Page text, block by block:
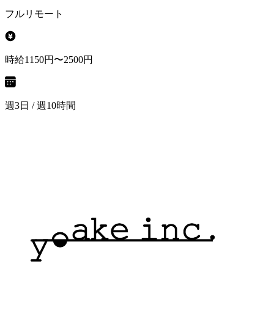
フルリモート
時給1150円〜2500円
週3日 / 週10時間